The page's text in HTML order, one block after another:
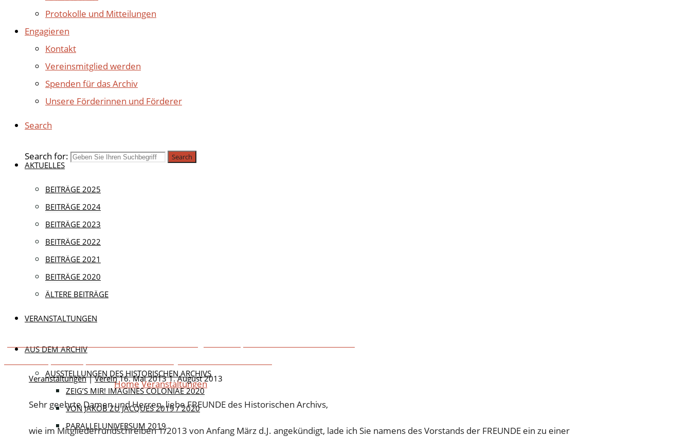
Protokolle und Mitteilungen
Engagieren
Kontakt
Vereinsmitglied werden
Spenden für das Archiv
Unsere Förderinnen und Förderer
Search
Search for: Search
AKTUELLES
BEITRÄGE 2025
BEITRÄGE 2024
BEITRÄGE 2023
BEITRÄGE 2022
BEITRÄGE 2021
BEITRÄGE 2020
ÄLTERE BEITRÄGE
VERANSTALTUNGEN
AUS DEM ARCHIV
AUSSTELLUNGEN DES HISTORISCHEN ARCHIVS
ZEIG’S MIR! IMAGINES COLONIAE 2020
VON JAKOB ZU JACQUES 2019 / 2020
PARALLELUNIVERSUM 2019
16. Mai 20131. August 2013
Home VeranstaltungenEinladung zur Mitgliederversammlung – Dienstag, 4. Juni 2013, 19 Uhr
Veranstaltungen | Verein 16. Mai 20131. August 2013
Sehr geehrte Damen und Herren, liebe FREUNDE des Historischen Archivs,
wie im Mitgliederrundschreiben 1/2013 von Anfang März d.J. angekündigt, lade ich Sie namens des Vorstands der FREUNDE ein zu einer